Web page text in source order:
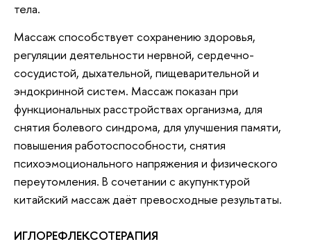
тела.
Массаж способствует сохранению здоровья,
регуляции деятельности нервной, сердечно-
сосудистой, дыхательной, пищеварительной и
эндокринной систем. Массаж показан при
функциональных расстройствах организма, для
снятия болевого синдрома, для улучшения памяти,
повышения работоспособности, снятия
психоэмоционального напряжения и физического
переутомления. В сочетании с акупунктурой
китайский массаж даёт превосходные результаты.
ИГЛОРЕФЛЕКСОТЕРАПИЯ